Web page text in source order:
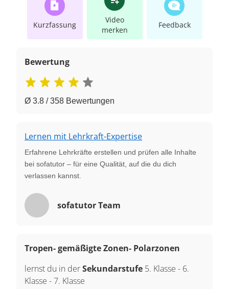
Kurzfassung
Video
merken
Feedback
Bewertung
Ø 3.8 / 358 Bewertungen
Lernen mit Lehrkraft-Expertise
Erfahrene Lehrkräfte erstellen und prüfen alle Inhalte
bei sofatutor – für eine Qualität, auf die du dich
verlassen kannst.
sofatutor Team
Tropen- gemäßigte Zonen- Polarzonen
lernst du in derSekundarstufe 5. Klasse - 6.
Klasse -7. Klasse